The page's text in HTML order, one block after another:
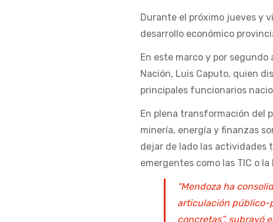
Durante el próximo jueves y
desarrollo económico
En este marco y por
Nación, Luis Caputo, quien
principales funcionarios
En plena transformación del
minería, energía y finanzas
dejar de lado las actividades
emergentes como las TIC o
“Mendoza ha
articulación público-
concretas”, subrayó